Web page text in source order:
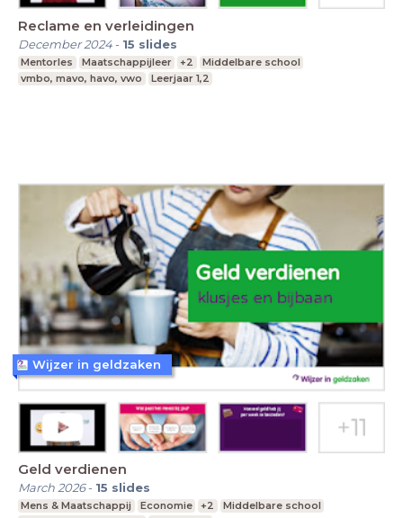
Reclame en verleidingen
December 2024- 15 slides
Mentorles Maatschappijleer +2
Middelbare school
vmbo, mavo, havo, vwo
Leerjaar 1,2
Geld verdienen
March 2026- 15 slides
Mens & Maatschappij Economie +2
Middelbare school
Wijzer in geldzaken